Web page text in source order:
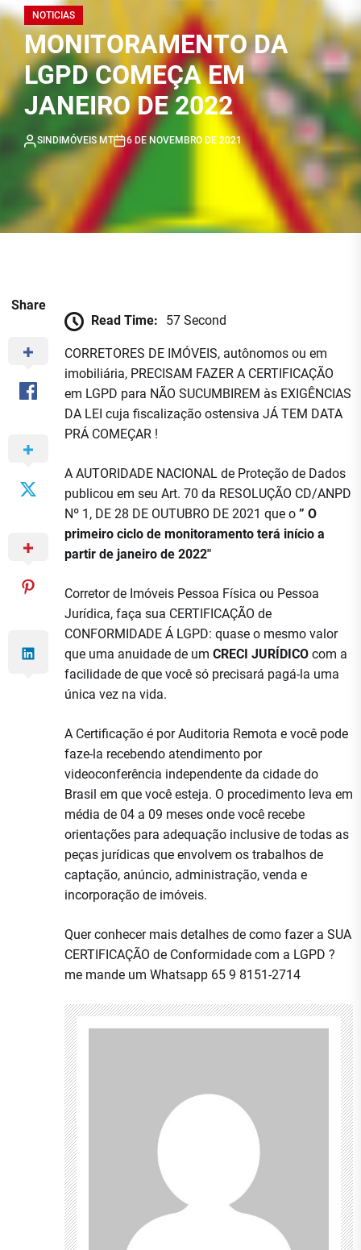
NOTICIAS
MONITORAMENTO DA
LGPD COMEÇA EM
JANEIRO DE 2022
SINDIMÓVEIS MT 6 DE NOVEMBRO DE 2021
Share
Read Time:
57 Second
CORRETORES DE IMÓVEIS, autônomos ou em
imobiliária, PRECISAM FAZER A CERTIFICAÇÃO
em LGPD para NÃO SUCUMBIREM às EXIGÊNCIAS
DA LEI cuja fiscalização ostensiva JÁ TEM DATA
PRÁ COMEÇAR !
A AUTORIDADE NACIONAL de Proteção de Dados
publicou em seu Art. 70 da RESOLUÇÃO CD/ANPD
Nº 1, DE 28 DE OUTUBRO DE 2021 que o ” O
primeiro ciclo de monitoramento terá início a
partir de janeiro de 2022″
Corretor de Imóveis Pessoa Física ou Pessoa
Jurídica, faça sua CERTIFICAÇÃO de
CONFORMIDADE Á LGPD: quase o mesmo valor
que uma anuidade de um CRECI JURÍDICO com a
facilidade de que você só precisará pagá-la uma
única vez na vida.
A Certificação é por Auditoria Remota e você pode
faze-la recebendo atendimento por
videoconferência independente da cidade do
Brasil em que você esteja. O procedimento leva em
média de 04 a 09 meses onde você recebe
orientações para adequação inclusive de todas as
peças jurídicas que envolvem os trabalhos de
captação, anúncio, administração, venda e
incorporação de imóveis.
Quer conhecer mais detalhes de como fazer a SUA
CERTIFICAÇÃO de Conformidade com a LGPD ?
me mande um Whatsapp 65 9 8151-2714